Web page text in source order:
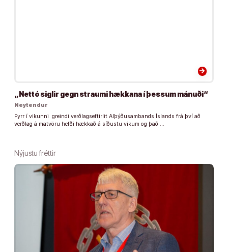
arrow_forward
„Nettó siglir gegn straumi hækkana í þessum mánuði“
Neytendur
Fyrr í vikunni greindi verðlagseftirlit Alþýðusambands Íslands frá því að
verðlag á matvöru hefði hækkað á síðustu vikum og það …
Nýjustu fréttir